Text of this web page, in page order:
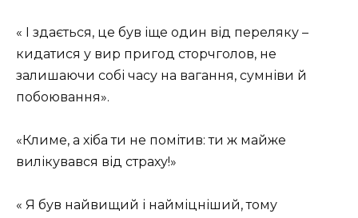
« І здається, це був іще один від переляку –
кидатися у вир пригод сторчголов, не
залишаючи собі часу на вагання, сумніви й
побоювання».
«Климе, а хіба ти не помітив: ти ж майже
вилікувався від страху!»
« Я був найвищий і найміцніший, тому